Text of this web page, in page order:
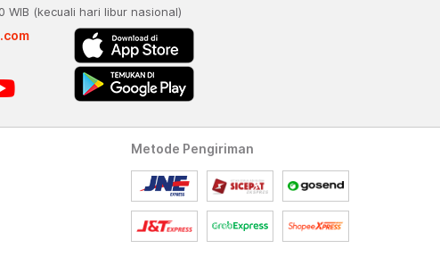
WIB (kecuali hari libur nasional)
Metode Pengiriman